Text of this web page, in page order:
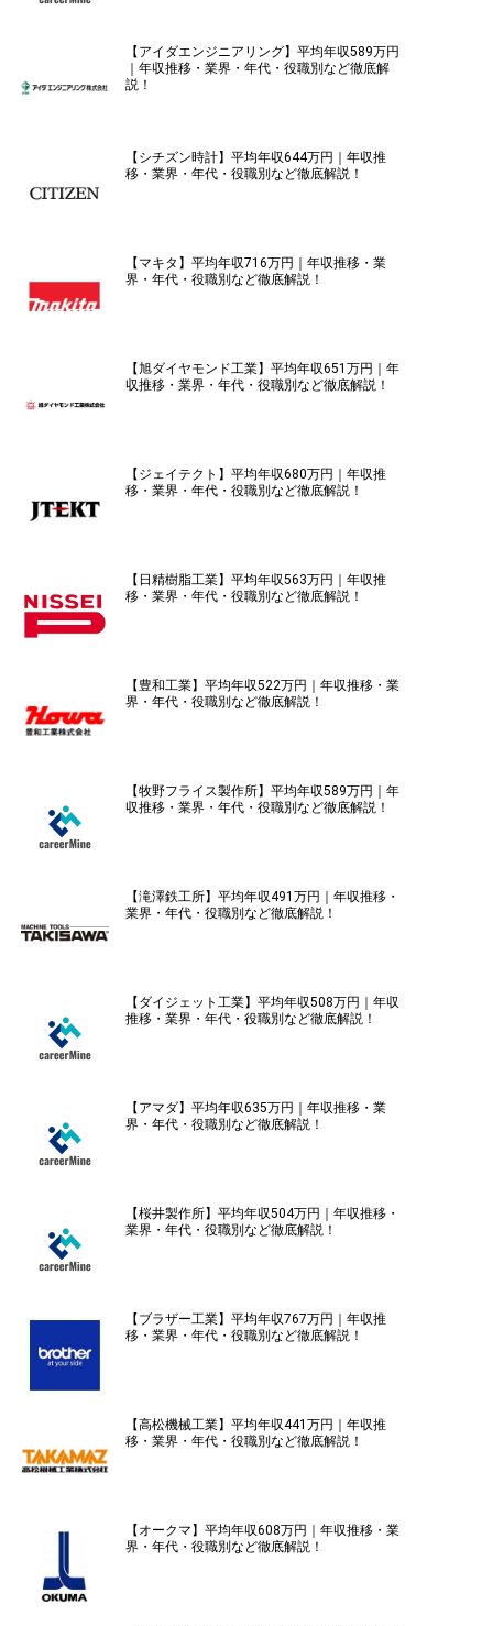
【アイダエンジニアリング】平均年収589万円
｜年収推移・業界・年代・役職別など徹底解
説！
【シチズン時計】平均年収644万円｜年収推
移・業界・年代・役職別など徹底解説！
【マキタ】平均年収716万円｜年収推移・業
界・年代・役職別など徹底解説！
【旭ダイヤモンド工業】平均年収651万円｜年
収推移・業界・年代・役職別など徹底解説！
【ジェイテクト】平均年収680万円｜年収推
移・業界・年代・役職別など徹底解説！
【日精樹脂工業】平均年収563万円｜年収推
移・業界・年代・役職別など徹底解説！
【豊和工業】平均年収522万円｜年収推移・業
界・年代・役職別など徹底解説！
【牧野フライス製作所】平均年収589万円｜年
収推移・業界・年代・役職別など徹底解説！
【滝澤鉄工所】平均年収491万円｜年収推移・
業界・年代・役職別など徹底解説！
【ダイジェット工業】平均年収508万円｜年収
推移・業界・年代・役職別など徹底解説！
【アマダ】平均年収635万円｜年収推移・業
界・年代・役職別など徹底解説！
【桜井製作所】平均年収504万円｜年収推移・
業界・年代・役職別など徹底解説！
【ブラザー工業】平均年収767万円｜年収推
移・業界・年代・役職別など徹底解説！
【高松機械工業】平均年収441万円｜年収推
移・業界・年代・役職別など徹底解説！
【オークマ】平均年収608万円｜年収推移・業
界・年代・役職別など徹底解説！